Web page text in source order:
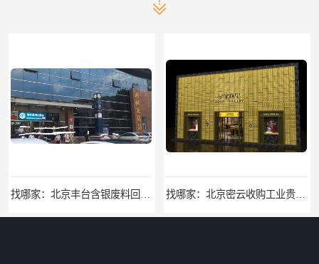
找哪家：北京丰台含银废料回收价格咨询 找哪家：北京密云收购工业贵金属价格咨询